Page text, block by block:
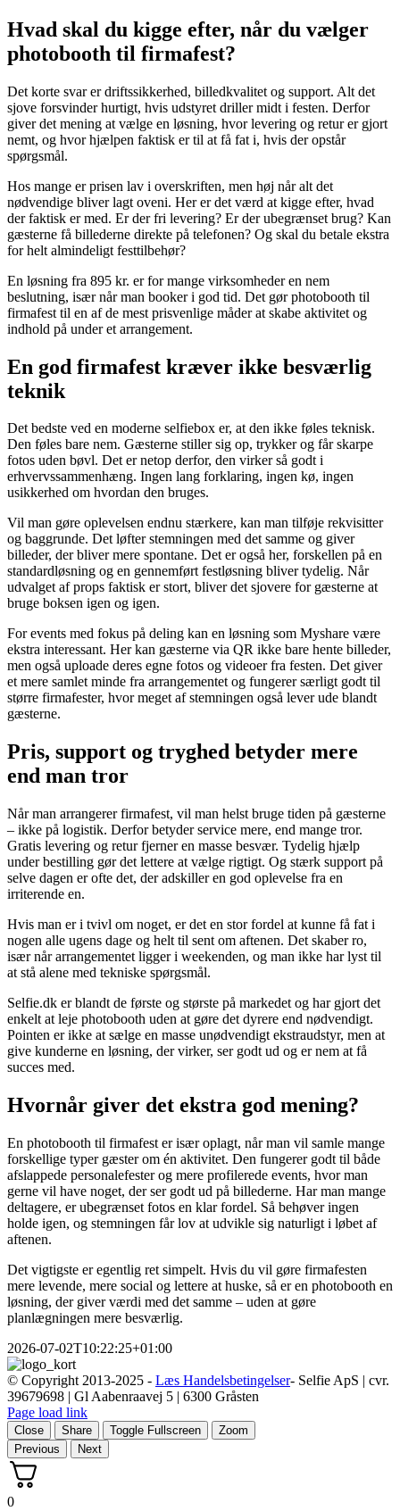
Hvad skal du kigge efter, når du vælger
photobooth til firmafest?
Det korte svar er driftssikkerhed, billedkvalitet og support. Alt det
sjove forsvinder hurtigt, hvis udstyret driller midt i festen. Derfor
giver det mening at vælge en løsning, hvor levering og retur er gjort
nemt, og hvor hjælpen faktisk er til at få fat i, hvis der opstår
spørgsmål.
Hos mange er prisen lav i overskriften, men høj når alt det
nødvendige bliver lagt oveni. Her er det værd at kigge efter, hvad
der faktisk er med. Er der fri levering? Er der ubegrænset brug? Kan
gæsterne få billederne direkte på telefonen? Og skal du betale ekstra
for helt almindeligt festtilbehør?
En løsning fra 895 kr. er for mange virksomheder en nem
beslutning, især når man booker i god tid. Det gør photobooth til
firmafest til en af de mest prisvenlige måder at skabe aktivitet og
indhold på under et arrangement.
En god firmafest kræver ikke besværlig
teknik
Det bedste ved en moderne selfiebox er, at den ikke føles teknisk.
Den føles bare nem. Gæsterne stiller sig op, trykker og får skarpe
fotos uden bøvl. Det er netop derfor, den virker så godt i
erhvervssammenhæng. Ingen lang forklaring, ingen kø, ingen
usikkerhed om hvordan den bruges.
Vil man gøre oplevelsen endnu stærkere, kan man tilføje rekvisitter
og baggrunde. Det løfter stemningen med det samme og giver
billeder, der bliver mere spontane. Det er også her, forskellen på en
standardløsning og en gennemført festløsning bliver tydelig. Når
udvalget af props faktisk er stort, bliver det sjovere for gæsterne at
bruge boksen igen og igen.
For events med fokus på deling kan en løsning som Myshare være
ekstra interessant. Her kan gæsterne via QR ikke bare hente billeder,
men også uploade deres egne fotos og videoer fra festen. Det giver
et mere samlet minde fra arrangementet og fungerer særligt godt til
større firmafester, hvor meget af stemningen også lever ude blandt
gæsterne.
Pris, support og tryghed betyder mere
end man tror
Når man arrangerer firmafest, vil man helst bruge tiden på gæsterne
– ikke på logistik. Derfor betyder service mere, end mange tror.
Gratis levering og retur fjerner en masse besvær. Tydelig hjælp
under bestilling gør det lettere at vælge rigtigt. Og stærk support på
selve dagen er ofte det, der adskiller en god oplevelse fra en
irriterende en.
Hvis man er i tvivl om noget, er det en stor fordel at kunne få fat i
nogen alle ugens dage og helt til sent om aftenen. Det skaber ro,
især når arrangementet ligger i weekenden, og man ikke har lyst til
at stå alene med tekniske spørgsmål.
Selfie.dk er blandt de første og største på markedet og har gjort det
enkelt at leje photobooth uden at gøre det dyrere end nødvendigt.
Pointen er ikke at sælge en masse unødvendigt ekstraudstyr, men at
give kunderne en løsning, der virker, ser godt ud og er nem at få
succes med.
Hvornår giver det ekstra god mening?
En photobooth til firmafest er især oplagt, når man vil samle mange
forskellige typer gæster om én aktivitet. Den fungerer godt til både
afslappede personalefester og mere profilerede events, hvor man
gerne vil have noget, der ser godt ud på billederne. Har man mange
deltagere, er ubegrænset fotos en klar fordel. Så behøver ingen
holde igen, og stemningen får lov at udvikle sig naturligt i løbet af
aftenen.
Det vigtigste er egentlig ret simpelt. Hvis du vil gøre firmafesten
mere levende, mere social og lettere at huske, så er en photobooth en
løsning, der giver værdi med det samme – uden at gøre
planlægningen mere besværlig.
2026-07-02T10:22:25+01:00
© Copyright 2013-2025 - Læs Handelsbetingelser- Selfie ApS | cvr.
39679698 | Gl Aabenraavej 5 | 6300 Gråsten
Page load link
Close Share Toggle Fullscreen
Zoom
Previous
Next
0